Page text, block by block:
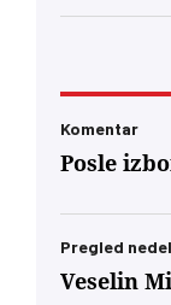
Komentar
Posle
Pregled
Veselin